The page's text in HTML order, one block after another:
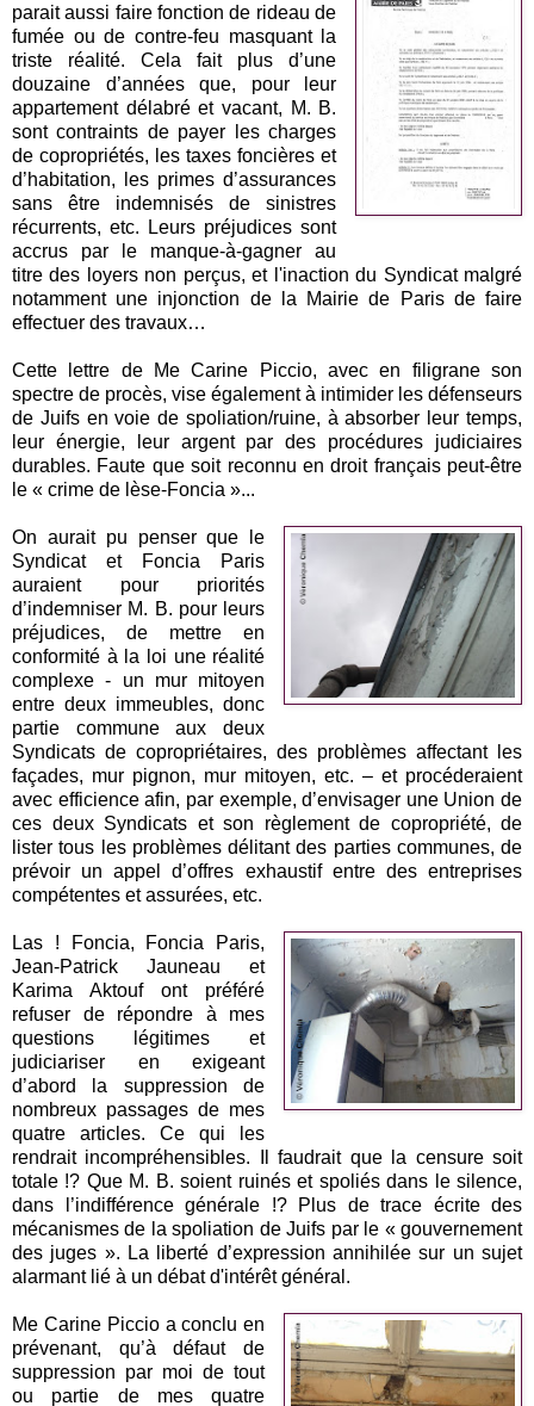
parait aussi faire fonction de rideau de
fumée ou de contre-feu masquant la
triste réalité. Cela fait plus d’une
douzaine d’années que, pour leur
appartement délabré et vacant, M. B.
sont contraints de payer les charges
de copropriétés, les taxes foncières et
d’habitation, les primes d’assurances
sans être indemnisés de sinistres
récurrents, etc. Leurs préjudices sont
accrus par le manque-à-gagner au
titre des loyers non perçus, et l'inaction du Syndicat malgré
notamment une injonction de la Mairie de Paris de faire
effectuer des travaux…
Cette lettre de Me Carine Piccio, avec en filigrane son
spectre de procès, vise également à intimider les défenseurs
de Juifs en voie de spoliation/ruine, à absorber leur temps,
leur énergie, leur argent par des procédures judiciaires
durables. Faute que soit reconnu en droit français peut-être
le « crime de lèse-Foncia »...
On aurait pu penser que le
Syndicat et Foncia Paris
auraient pour priorités
d’indemniser M. B. pour leurs
préjudices, de mettre en
conformité à la loi une réalité
complexe - un mur mitoyen
entre deux immeubles, donc
partie commune aux deux
Syndicats de copropriétaires, des problèmes affectant les
façades, mur pignon, mur mitoyen, etc. – et procéderaient
avec efficience afin, par exemple, d’envisager une Union de
ces deux Syndicats et son règlement de copropriété, de
lister tous les problèmes délitant des parties communes, de
prévoir un appel d’offres exhaustif entre des entreprises
compétentes et assurées, etc.
Las ! Foncia, Foncia Paris,
Jean-Patrick Jauneau et
Karima Aktouf ont préféré
refuser de répondre à mes
questions légitimes et
judiciariser en exigeant
d’abord la suppression de
nombreux passages de mes
quatre articles. Ce qui les
rendrait incompréhensibles. Il faudrait que la censure soit
totale !? Que M. B. soient ruinés et spoliés dans le silence,
dans l’indifférence générale !? Plus de trace écrite des
mécanismes de la spoliation de Juifs par le « gouvernement
des juges ». La liberté d’expression annihilée sur un sujet
alarmant lié à un débat d'intérêt général.
Me Carine Piccio a conclu en
prévenant, qu’à défaut de
suppression par moi de tout
ou partie de mes quatre